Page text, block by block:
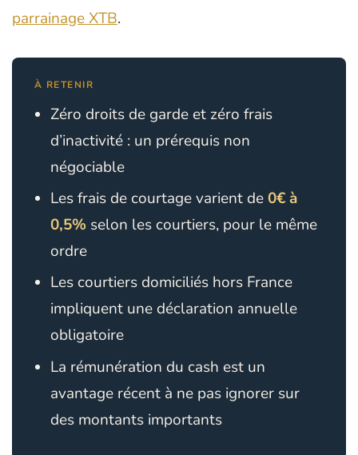
parrainage XTB.
À RETENIR
Zéro droits de garde et zéro frais
d’inactivité : un prérequis non
négociable
Les frais de courtage varient de0€ à
0,5% selon les courtiers, pour le même
ordre
Les courtiers domiciliés hors France
impliquent une déclaration annuelle
obligatoire
La rémunération du cash est un
avantage récent à ne pas ignorer sur
des montants importants